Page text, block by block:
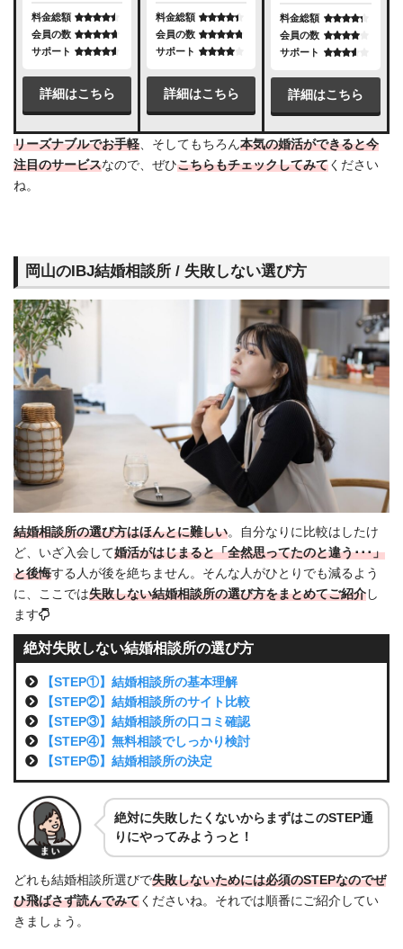
料金総額
会員の数
サポート
詳細はこちら
料金総額
会員の数
サポート
詳細はこちら
料金総額
会員の数
サポート
詳細はこちら
リーズナブルでお手軽 、そしてもちろん本気の婚活ができると今
注目のサービスなので、ぜひこちらもチェックしてみてください
ね。
岡山のIBJ結婚相談所 / 失敗しない選び方
結婚相談所の選び方はほんとに難しい。自分なりに比較はしたけ
ど、いざ入会して婚活がはじまると「全然思ってたのと違う･･･」
と後悔する人が後を絶ちません。そんな人がひとりでも減るよう
に、ここでは失敗しない結婚相談所の選び方をまとめてご紹介し
ます
絶対失敗しない結婚相談所の選び方
【STEP①】結婚相談所の基本理解
【STEP②】結婚相談所のサイト比較
【STEP③】結婚相談所の口コミ確認
【STEP④】無料相談でしっかり検討
【STEP⑤】結婚相談所の決定
絶対に失敗したくないからまずはこのSTEP通
りにやってみようっと！
どれも結婚相談所選びで失敗しないためには必須のSTEPなのでぜ
ひ飛ばさず読んでみてくださいね。それでは順番にご紹介してい
きましょう。